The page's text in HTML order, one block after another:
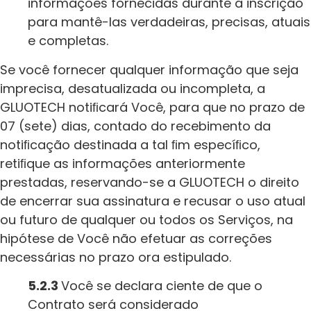
para mantê-las verdadeiras, precisas, atuais
e completas.
Se você fornecer qualquer informação que seja
imprecisa, desatualizada ou incompleta, a
GLUOTECH notiﬁcará Você, para que no prazo de
07 (sete) dias, contado do recebimento da
notiﬁcação destinada a tal ﬁm especíﬁco,
retiﬁque as informações anteriormente
prestadas, reservando-se a GLUOTECH o direito
de encerrar sua assinatura e recusar o uso atual
ou futuro de qualquer ou todos os Serviços, na
hipótese de Você não efetuar as correções
necessárias no prazo ora estipulado.
5.2.3 Você se declara ciente de que o
Contrato será considerado